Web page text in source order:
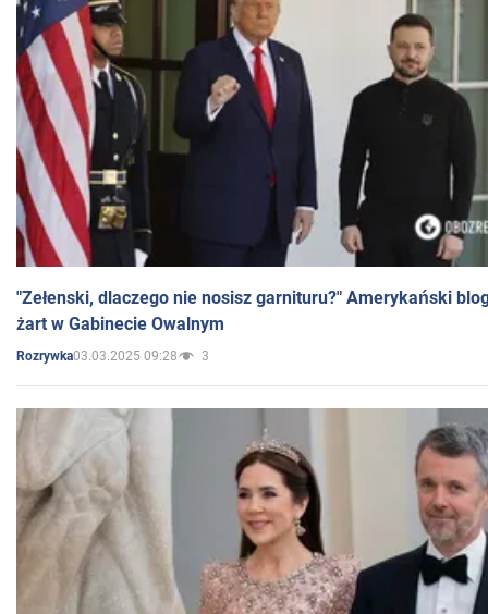
"Zełenski, dlaczego nie nosisz garnituru?" Amerykański
żart w Gabinecie Owalnym
Rozrywka03.03.2025 09:28 3